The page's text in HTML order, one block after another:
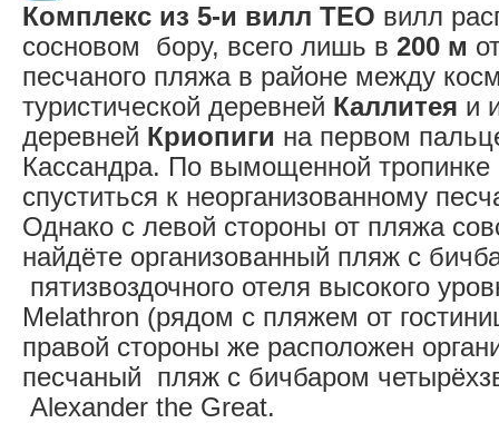
Комплекс из 5-и вилл ТЕО вилл
сосновом бору, всего лишь в 200 м
песчаного пляжа в районе между
туристической деревней Каллитея и
деревней Криопиги на первом
Кассандра. По вымощенной
спуститься к неорганизованному
Однако с левой стороны от пляжа
найдёте организованный пляж с
пятизвоздочного отеля высокого
Melathron (рядом с пляжем от
правой стороны же расположен
песчаный пляж с бичбаром
Alexander the Great.